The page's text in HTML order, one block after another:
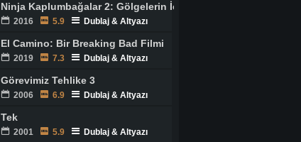
Ninja Kaplumbağalar 2: Gölgelerin İçinden
2016 5.9 Dublaj & Altyazı
El Camino: Bir Breaking Bad Filmi
2019 7.3 Dublaj & Altyazı
Görevimiz Tehlike 3
2006 6.9 Dublaj & Altyazı
Tek
2001 5.9 Dublaj & Altyazı